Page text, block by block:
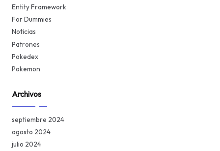
Entity Framework
For Dummies
Noticias
Patrones
Pokedex
Pokemon
Archivos
septiembre 2024
agosto 2024
julio 2024